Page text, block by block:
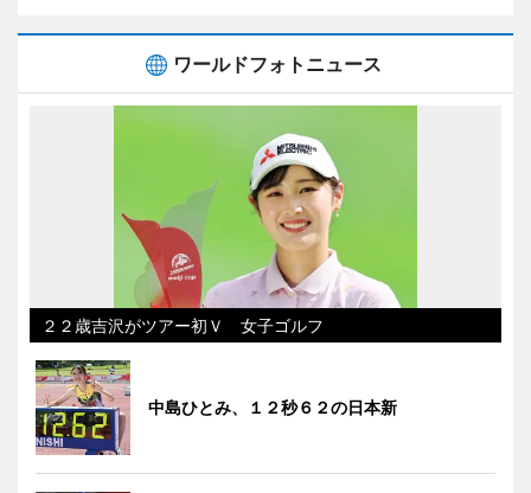
ワールドフォトニュース
２２歳吉沢がツアー初Ｖ 女子ゴルフ
中島ひとみ、１２秒６２の日本新